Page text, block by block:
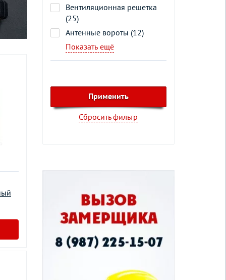
Вентиляционная решетка
(25)
Антенные вороты (12)
Показать ещё
Сбросить фильтр